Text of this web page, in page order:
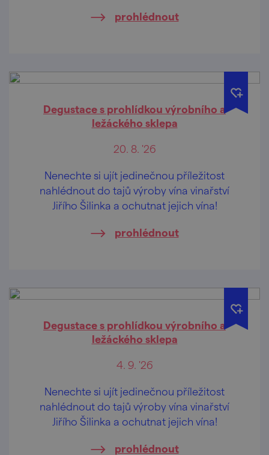
prohlédnout
Degustace s prohlídkou výrobního a
ležáckého sklepa
20. 8. '26
Nenechte si ujít jedinečnou příležitost
nahlédnout do tajů výroby vína vinařství
Jiřího Šilinka a ochutnat jejich vína!
prohlédnout
Degustace s prohlídkou výrobního a
ležáckého sklepa
4. 9. '26
Nenechte si ujít jedinečnou příležitost
nahlédnout do tajů výroby vína vinařství
Jiřího Šilinka a ochutnat jejich vína!
prohlédnout